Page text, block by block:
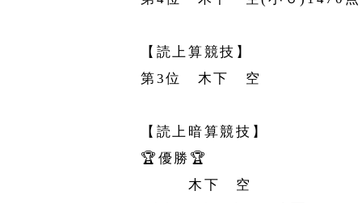
【読上算競技】
第3位 木下 空
【読上暗算競技】
🏆️優勝🏆️
木下 空